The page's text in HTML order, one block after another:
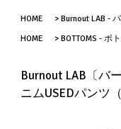
HOME >Burnout LAB -
HOME
>BOTTOMS - ボ
Burnout LAB〔バ
ニムUSEDパンツ